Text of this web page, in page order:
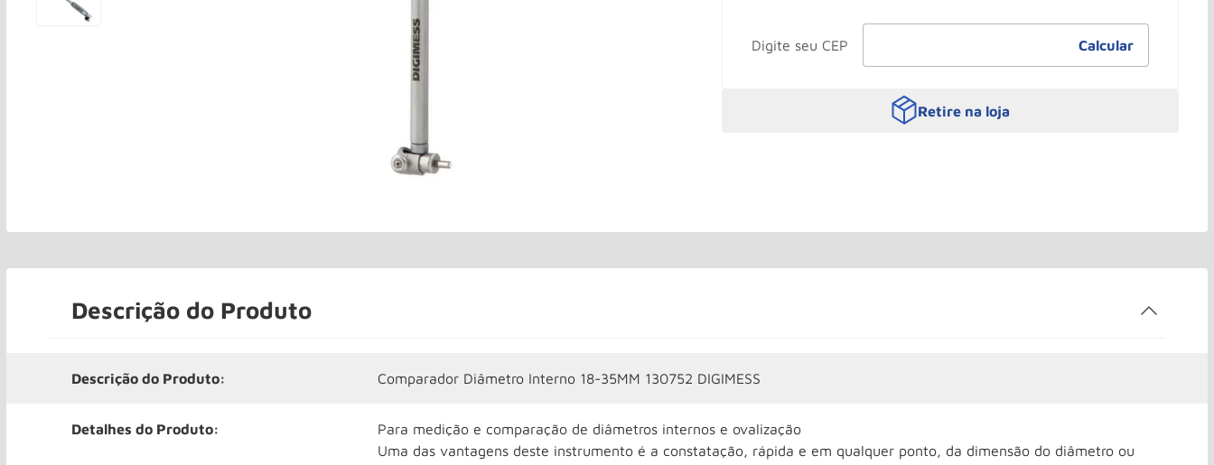
Retire na loja
Descrição do Produto
Descrição do Produto: Comparador Diâmetro Interno 18-35MM 130752 DIGIMESS
Detalhes do Produto:
Para medição e comparação de diâmetros internos e ovalização
Uma das vantagens deste instrumento é a constatação, rápida e em qualquer ponto, da dimensão do diâmetro ou